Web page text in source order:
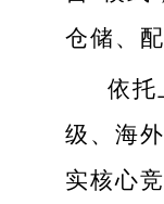
仓储、
依托
级、海
实核心